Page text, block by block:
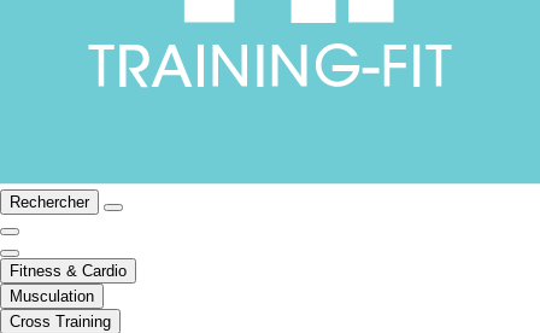
Rechercher
Fitness & Cardio
Musculation
Cross Training